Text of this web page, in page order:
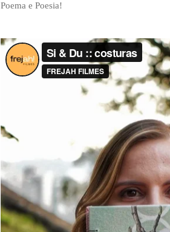
Poema e Poesia!